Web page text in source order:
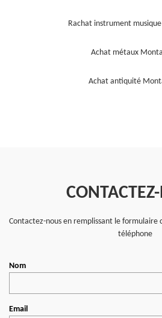
Rachat instrument
Achat métaux
Achat antiquité
Contactez-nous en remplissant le formulaire
téléphone
Nom
Email